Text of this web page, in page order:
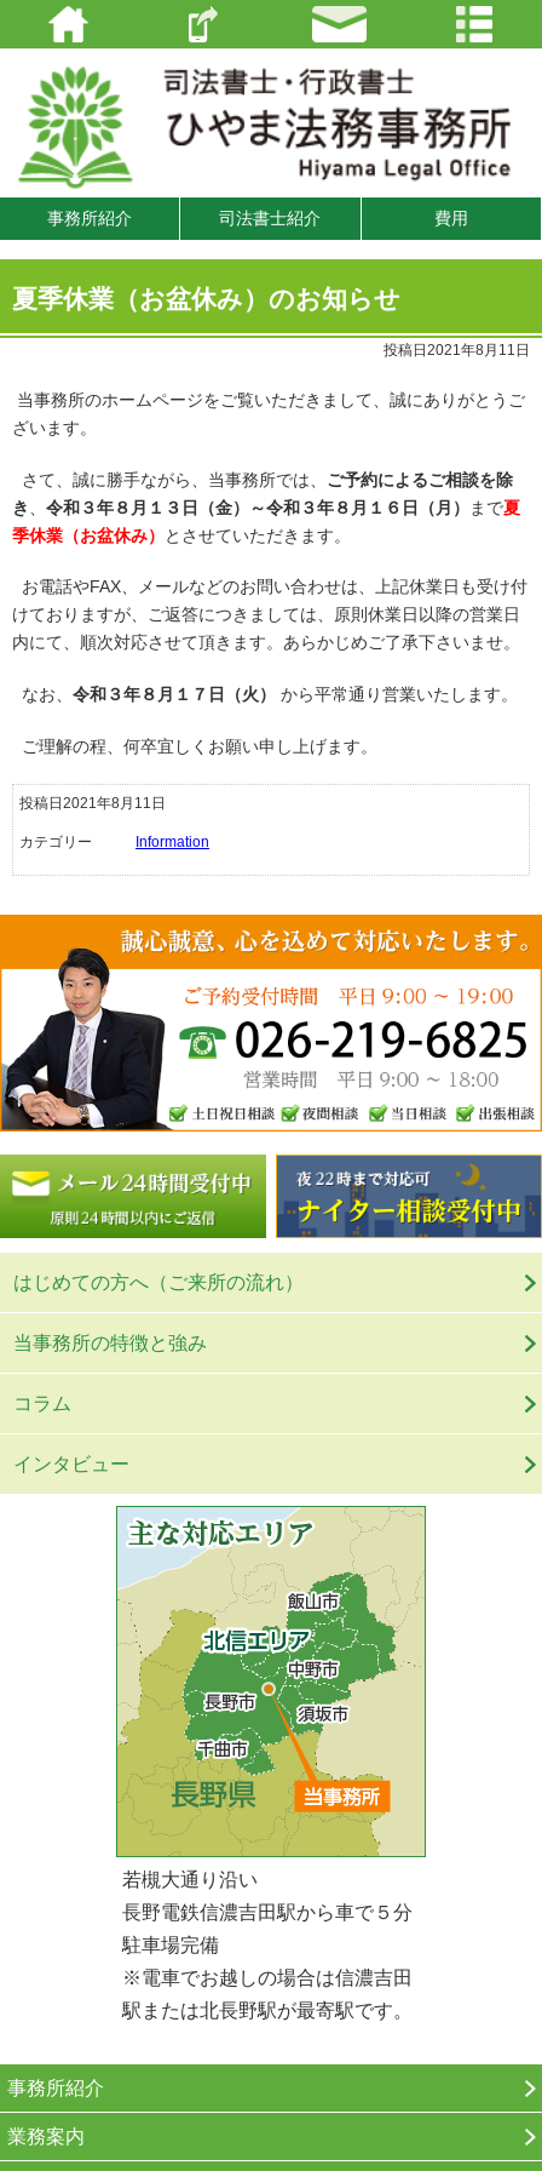
事務所紹介 司法書士紹介 費用
夏季休業（お盆休み）のお知らせ
投稿日2021年8月11日
当事務所のホームページをご覧いただきまして、誠にありがとうご
ざいます。
さて、誠に勝手ながら、当事務所では、 ご予約によるご相談を除
き
令和３年８月１３日（金）～令和３年８月１６日（月） まで夏
季休業（お盆休み）
とさせていただきます。
お電話やFAX、メールなどのお問い合わせは、上記休業日も受け付
けておりますが、ご返答につきましては、原則休業日以降の営業日
内にて、順次対応させて頂きます。あらかじめご了承下さいませ。
なお、 令和３年８月１７日（火） から平常通り営業いたします。
ご理解の程、何卒宜しくお願い申し上げます。
投稿日2021年8月11日
カテゴリー Information
はじめての方へ（ご来所の流れ）
当事務所の特徴と強み
コラム
インタビュー
若槻大通り沿い
長野電鉄信濃吉田駅から車で５分
駐車場完備
※電車でお越しの場合は信濃吉田
駅または北長野駅が最寄駅です。
事務所紹介
業務案内